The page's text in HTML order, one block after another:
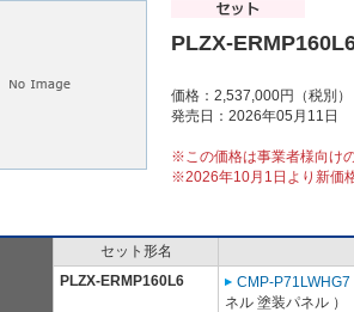
PLZX-
価格：2,537,000円（税別）
発売日：2026年05月11日
※この価格は事業者様向け
※2026年10月1日より新価
セット形名
PLZX-ERMP160L6
CMP-P71LWHG7
ネル 塗装パネル ）